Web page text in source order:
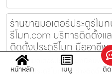
ร้านขายมอเตอร์ประตูรีโ
รีโมท.com บริการติดตั้งแ
ติดตั้งประตูรีโมท มืออาชีพ
ร้านขายมอเตอร์ประตูรีโมทนิคมพั
และซ่อมประตูรีโมท โดย ช่างติดตั้งป
หน้าหลัก เมนู ติ